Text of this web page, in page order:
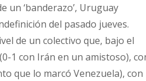
un ‘banderazo’, Uruguay
del pasado jueves.
de un colectivo que, bajo el
1 con Irán en un amistoso),
que lo marcó Venezuela), con